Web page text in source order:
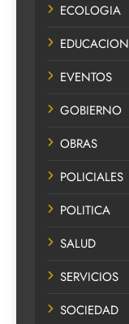
ECOLOGIA
EDUCACION
EVENTOS
GOBIERNO
OBRAS
POLICIALES
POLITICA
SALUD
SERVICIOS
SOCIEDAD